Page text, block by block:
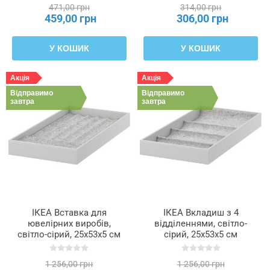
471,00 грн
459,00 грн
У КОШИК
314,00 грн
306,00 грн
У КОШИК
Акція
Відправимо
завтра
ІКЕА Вставка для
ювелірних виробів,
світло-сірий, 25x53x5 см
KOMPLEMENT
1 256,00 грн
Акція
Відправимо
завтра
ІКЕА Вкладиш з 4
відділеннями, світло-
сірий, 25x53x5 см
KOMPLEMENT
1 256,00 грн